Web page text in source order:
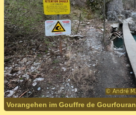
Vorangehen im Gouffre de Gourfouran